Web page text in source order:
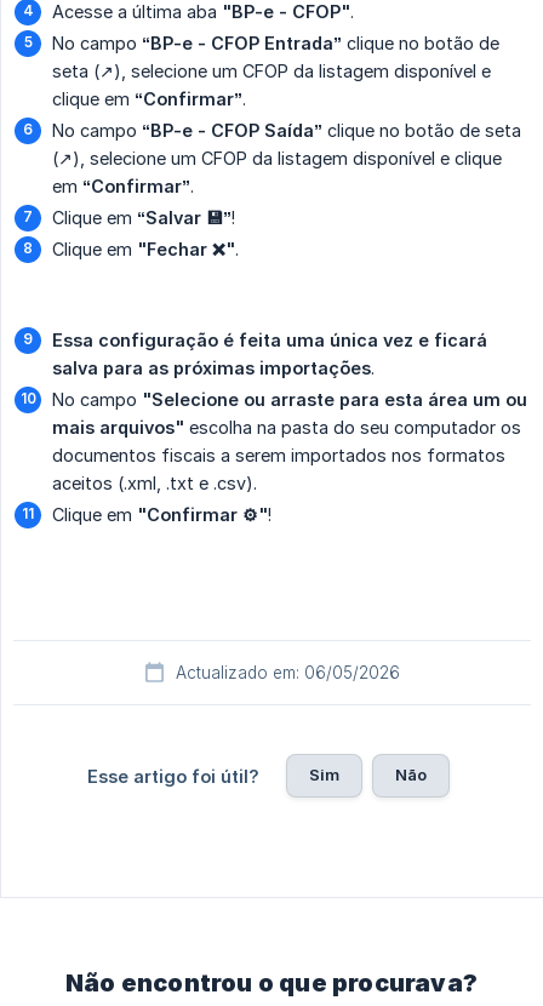
Acesse a última aba "BP-e - CFOP".
No campo “BP-e - CFOP Entrada” clique no botão de
seta (↗️), selecione um CFOP da listagem disponível e
clique em “Confirmar”.
No campo “BP-e - CFOP Saída” clique no botão de seta
(↗️), selecione um CFOP da listagem disponível e clique
em “Confirmar”.
Clique em “Salvar 💾”!
Clique em "Fechar ❌".
Essa configuração é feita uma única vez e ficará
salva para as próximas importações.
No campo "Selecione ou arraste para esta área um ou
mais arquivos" escolha na pasta do seu computador os
documentos fiscais a serem importados nos formatos
aceitos (.xml, .txt e .csv).
Clique em "Confirmar ⚙️"!
Actualizado em: 06/05/2026
Esse artigo foi útil? Sim Não
Não encontrou o que procurava?